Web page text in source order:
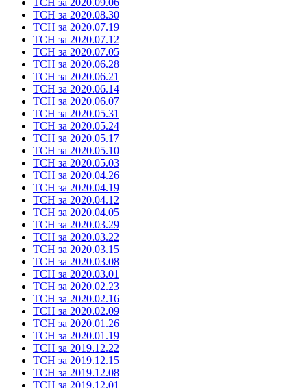
ТСН за 2020.08.30
ТСН за 2020.07.19
ТСН за 2020.07.12
ТСН за 2020.07.05
ТСН за 2020.06.28
ТСН за 2020.06.21
ТСН за 2020.06.14
ТСН за 2020.06.07
ТСН за 2020.05.31
ТСН за 2020.05.24
ТСН за 2020.05.17
ТСН за 2020.05.10
ТСН за 2020.05.03
ТСН за 2020.04.26
ТСН за 2020.04.19
ТСН за 2020.04.12
ТСН за 2020.04.05
ТСН за 2020.03.29
ТСН за 2020.03.22
ТСН за 2020.03.15
ТСН за 2020.03.08
ТСН за 2020.03.01
ТСН за 2020.02.23
ТСН за 2020.02.16
ТСН за 2020.02.09
ТСН за 2020.01.26
ТСН за 2020.01.19
ТСН за 2019.12.22
ТСН за 2019.12.15
ТСН за 2019.12.08
ТСН за 2019.12.01